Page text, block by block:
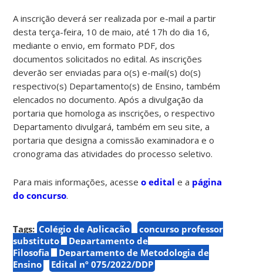
A inscrição deverá ser realizada por e-mail a partir
desta terça-feira, 10 de maio, até 17h do dia 16,
mediante o envio, em formato PDF, dos
documentos solicitados no edital. As inscrições
deverão ser enviadas para o(s) e-mail(s) do(s)
respectivo(s) Departamento(s) de Ensino, também
elencados no documento. Após a divulgação da
portaria que homologa as inscrições, o respectivo
Departamento divulgará, também em seu site, a
portaria que designa a comissão examinadora e o
cronograma das atividades do processo seletivo.
Para mais informações, acesseo edital e a página
do concurso.
Tags: Colégio de Aplicação
concurso professor
substituto
Departamento de
Filosofia
Departamento de Metodologia de
Ensino
Edital nº 075/2022/DDP